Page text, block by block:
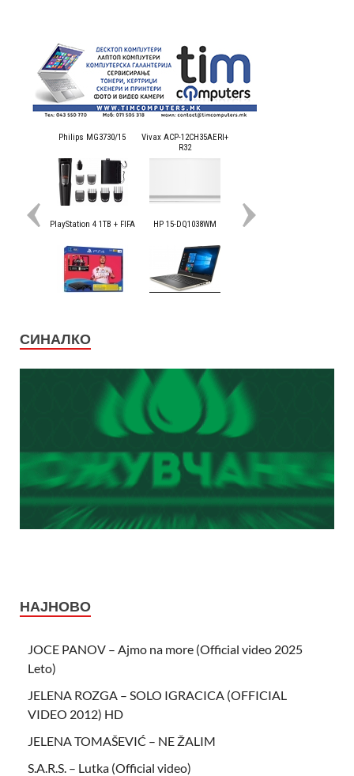
СИНАЛКО
НАЈНОВО
JOCE PANOV – Ajmo na more (Official video 2025
Leto)
JELENA ROZGA – SOLO IGRACICA (OFFICIAL
VIDEO 2012) HD
JELENA TOMAŠEVIĆ – NE ŽALIM
S.A.R.S. – Lutka (Official video)